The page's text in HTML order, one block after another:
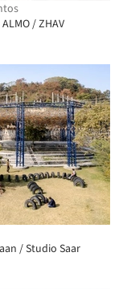
/ ZHAV
/ Studio Saar